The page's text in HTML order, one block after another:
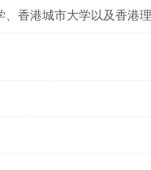
香港城市大学以及香港